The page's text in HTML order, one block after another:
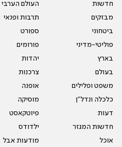
חדשות
מבזקים
ביטחוני
פוליטי-מדיני
בארץ
בעולם
משפט ופלילים
כלכלה ונדל"ן
דעות
חדשות המגזר
אוכל
העולם הערבי
תרבות ופנאי
ספורט
פורומים
יהדות
צרכנות
אופנה
מוסיקה
פיוטקאסט
ילדודס
מודעות אבל